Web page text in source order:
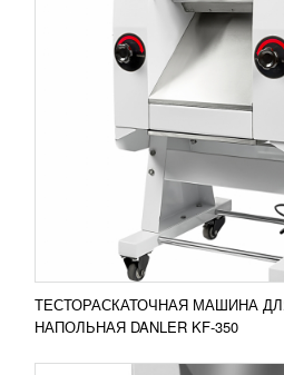
ТЕСТОРАСКАТОЧНАЯ МАШИНА
НАПОЛЬНАЯ DANLER KF-350
ТЕСТОРАСКАТОЧНАЯ
RUB
Тестораскаточная машина
тестораскаточная машина
предназначена для раскатки
последующего...
ПОДРОБНЕЕ